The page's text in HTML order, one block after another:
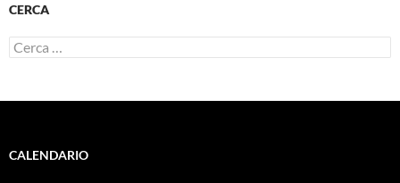
CERCA
Ricerca
per:
CALENDARIO